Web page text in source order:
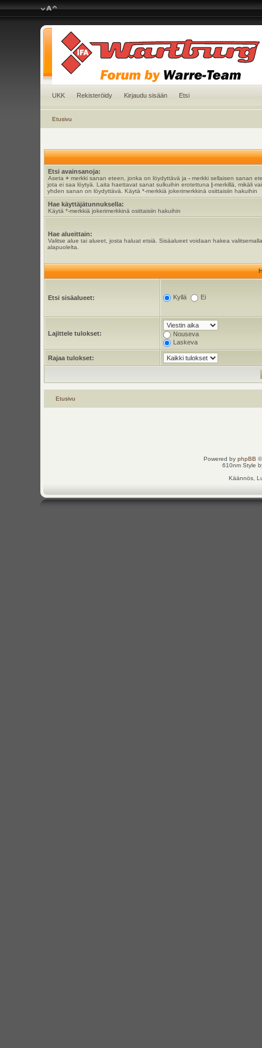
UKK Rekisteröidy Kirjaudu sisään Etsi
Etusivu
Etsi avainsanoja:
Aseta +merkki sanan eteen, jonka on löydyttävä ja -merkki sellaisen sanan
jota ei saa löytyä. Laita haettavat sanat sulkuihin erotettuna |-merkillä, mikäli
yhden sanan on löydyttävä. Käytä *-merkkiä jokerimerkkinä osittaisiin hakuihin
Hae käyttäjätunnuksella:
Käytä *-merkkiä jokerimerkkinä osittaisiin hakuihin
Hae alueittain:
Valitse alue tai alueet, josta haluat etsiä. Sisäalueet voidaan hakea
alapuolelta.
Etsi sisäalueet: Kyllä Ei
Lajittele tulokset:
Nouseva
Laskeva
Rajaa tulokset:
Etusivu
Powered by phpBB
610nm Style
Käännös,